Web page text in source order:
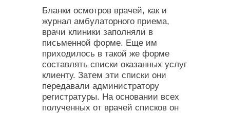
Бланки осмотров врачей, как и
журнал амбулаторного приема,
врачи клиники заполняли в
письменной форме. Еще им
приходилось в такой же форме
составлять списки оказанных услуг
клиенту. Затем эти списки они
передавали администратору
регистратуры. На основании всех
полученных от врачей списков он